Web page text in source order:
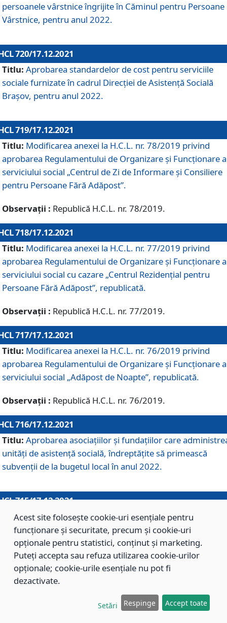
persoanele vârstnice îngrijite în Căminul pentru Persoane
Vârstnice, pentru anul 2022.
720/17.12.2021
Titlu: Aprobarea standardelor de cost pentru serviciile
sociale furnizate în cadrul Direcției de Asistență Socială
Brașov, pentru anul 2022.
719/17.12.2021
Titlu: Modificarea anexei la H.C.L. nr. 78/2019 privind
aprobarea Regulamentului de Organizare și Funcționare
serviciului social „Centrul de Zi de Informare şi Consiliere
pentru Persoane Fără Adăpost”.
Observații : Republică H.C.L. nr. 78/2019.
718/17.12.2021
Titlu: Modificarea anexei la H.C.L. nr. 77/2019 privind
aprobarea Regulamentului de Organizare și Funcționare
serviciului social cu cazare „Centrul Rezidențial pentru
Persoane Fără Adăpost”, republicată.
Observații : Republică H.C.L. nr. 77/2019.
717/17.12.2021
Titlu: Modificarea anexei la H.C.L. nr. 76/2019 privind
aprobarea Regulamentului de Organizare şi Funcționare
serviciului social „Adăpost de Noapte”, republicată.
Observații : Republică H.C.L. nr. 76/2019.
716/17.12.2021
Titlu: Aprobarea asociaţiilor şi fundaţiilor care
unităţi de asistenţă socială, îndreptăţite să primească
subvenţii de la bugetul local în anul 2022.
715/17.12.2021
Titlu: Aprobarea Planului de acţiuni sau lucrări de interes
local pentru anul 2022.
714/17.12.2021
Titlu: Modificarea Anexei la H.C.L. nr. 709/2020 privind
aprobarea Regulamentului de Organizare şi Funcţionare
Direcţiei de Asistenţă Socială Braşov.
Acest site folosește cookie-uri esențiale pentru
funcționare și securitate, precum și cookie-uri
opționale pentru statistici, conținut și marketing.
Puteți accepta sau refuza utilizarea cookie-urilor
opționale; cookie-urile esențiale nu pot fi
dezactivate.
Setări Respinge Accept toate